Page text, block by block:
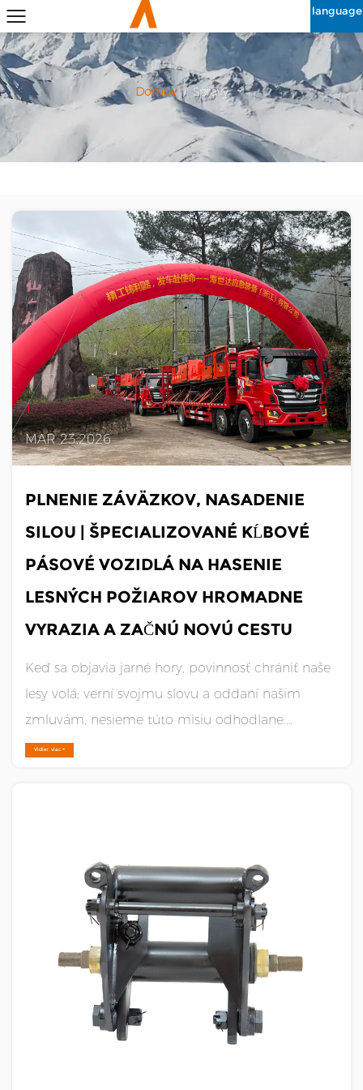
language
Domov / Správy
MAR 23,2026
PLNENIE ZÁVÄZKOV, NASADENIE
SILOU | ŠPECIALIZOVANÉ KĹBOVÉ
PÁSOVÉ VOZIDLÁ NA HASENIE
LESNÝCH POŽIAROV HROMADNE
VYRAZIA A ZAČNÚ NOVÚ CESTU
Keď sa objavia jarné hory, povinnosť chrániť naše
lesy volá; verní svojmu slovu a oddaní našim
zmluvám, nesieme túto misiu odhodlane.
nedávno našej spoločnosti dosiahol významný
Vidieť viac +